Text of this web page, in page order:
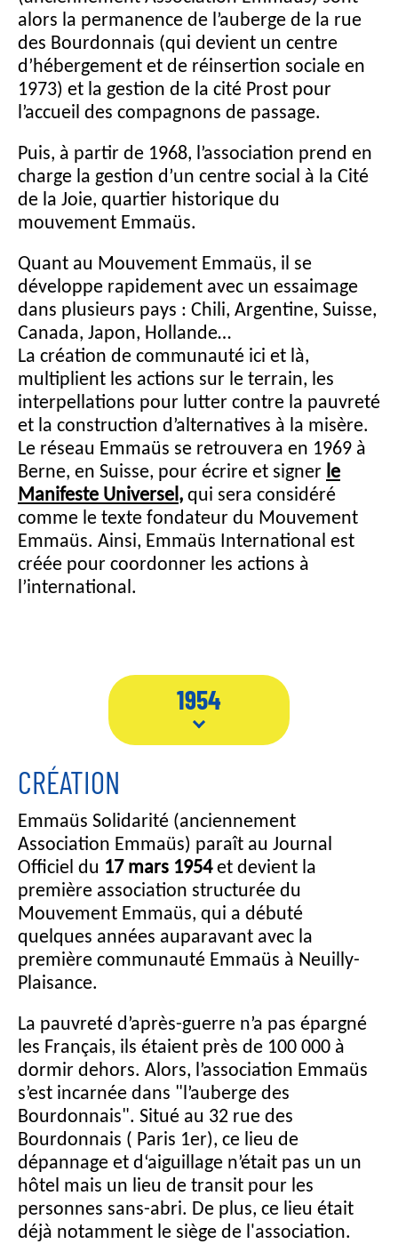
alors la permanence de l’auberge de la rue
des Bourdonnais (qui devient un centre
d’hébergement et de réinsertion sociale en
1973) et la gestion de la cité Prost pour
l’accueil des compagnons de passage.
Puis, à partir de 1968, l’association prend en
charge la gestion d’un centre social à la Cité
de la Joie, quartier historique du
mouvement Emmaüs.
Quant au Mouvement Emmaüs, il se
développe rapidement avec un essaimage
dans plusieurs pays : Chili, Argentine, Suisse,
Canada, Japon, Hollande…
La création de communauté ici et là,
multiplient les actions sur le terrain, les
interpellations pour lutter contre la pauvreté
et la construction d’alternatives à la misère.
Le réseau Emmaüs se retrouvera en 1969 à
Berne, en Suisse, pour écrire et signer le
Manifeste Universel ,qui sera considéré
comme le texte fondateur du Mouvement
Emmaüs. Ainsi, Emmaüs International est
créée pour coordonner les actions à
l’international.
1954
CRÉATION
Emmaüs Solidarité (anciennement
Association Emmaüs) paraît au Journal
Officiel du 17 mars 1954et devient la
première association structurée du
Mouvement Emmaüs, qui a débuté
quelques années auparavant avec la
première communauté Emmaüs à Neuilly-
Plaisance.
La pauvreté d’après-guerre n’a pas épargné
les Français, ils étaient près de 100 000 à
dormir dehors. Alors, l’association Emmaüs
s’est incarnée dans "l’auberge des
Bourdonnais". Situé au 32 rue des
Bourdonnais ( Paris 1er), ce lieu de
dépannage et d‘aiguillage n’était pas un un
hôtel mais un lieu de transit pour les
personnes sans-abri. De plus, ce lieu était
déjà notamment le siège de l'association.